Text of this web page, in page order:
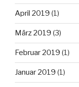
April 2019 (1)
März 2019 (3)
Februar 2019 (1)
Januar 2019 (1)